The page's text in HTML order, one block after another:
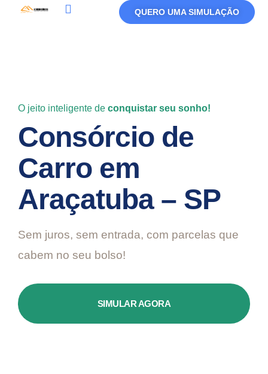
QUERO UMA SIMULAÇÃO
O jeito inteligente de conquistar seu sonho!
Consórcio de
Carro em
Araçatuba – SP
Sem juros, sem entrada, com parcelas que
cabem no seu bolso!
SIMULAR AGORA